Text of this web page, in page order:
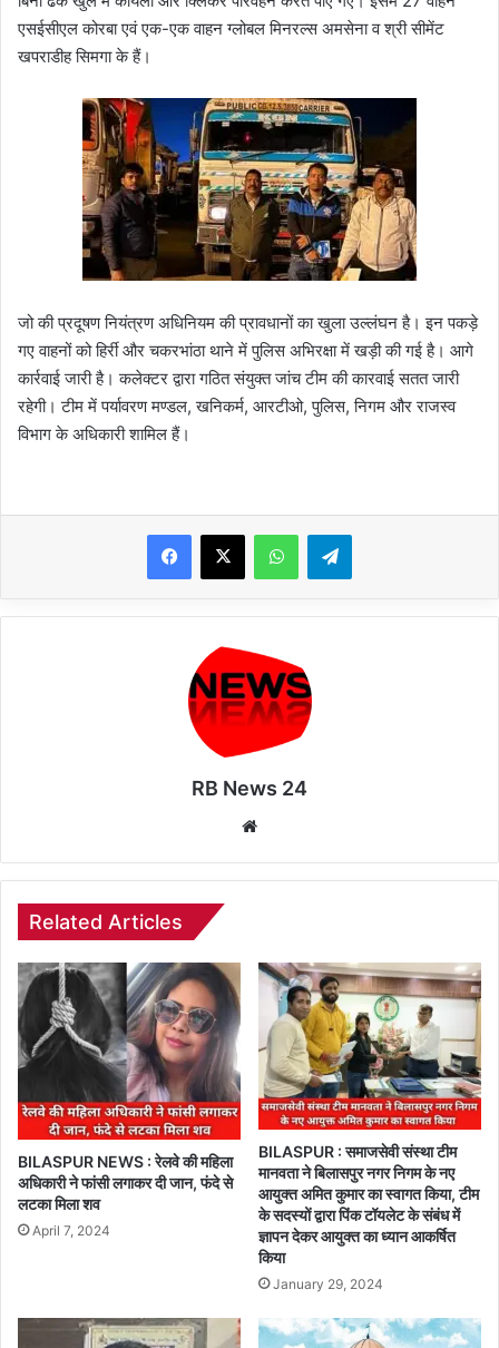
एसईसीएल कोरबा एवं एक-एक वाहन ग्लोबल मिनरल्स अमसेना व श्री सीमेंट
खपराडीह सिमगा के हैं।
जो की प्रदूषण नियंत्रण अधिनियम की प्रावधानों का खुला उल्लंघन है। इन पकड़े
गए वाहनों को हिर्री और चकरभांठा थाने में पुलिस अभिरक्षा में खड़ी की गई है। आगे
कार्रवाई जारी है। कलेक्टर द्वारा गठित संयुक्त जांच टीम की कारवाई सतत जारी
रहेगी। टीम में पर्यावरण मण्डल, खनिकर्म, आरटीओ, पुलिस, निगम और राजस्व
विभाग के अधिकारी शामिल हैं।
WhatsAppTelegram
RB News 24
Related Articles
BILASPUR NEWS : रेलवे की महिला
अधिकारी ने फांसी लगाकर दी जान, फंदे से
लटका मिला शव
April 7, 2024
BILASPUR : समाजसेवी संस्था टीम
मानवता ने बिलासपुर नगर निगम के नए
आयुक्त अमित कुमार का स्वागत किया, टीम
के सदस्यों द्वारा पिंक टॉयलेट के संबंध में
ज्ञापन देकर आयुक्त का ध्यान आकर्षित
किया
January 29, 2024